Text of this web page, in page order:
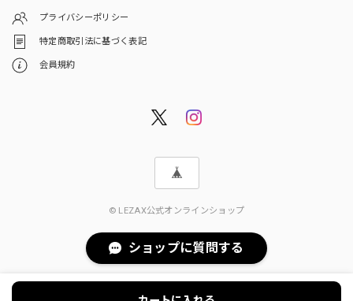
プライバシーポリシー
特定商取引法に基づく表記
会員規約
© LEZAX公式オンラインショップ
ショップに質問する